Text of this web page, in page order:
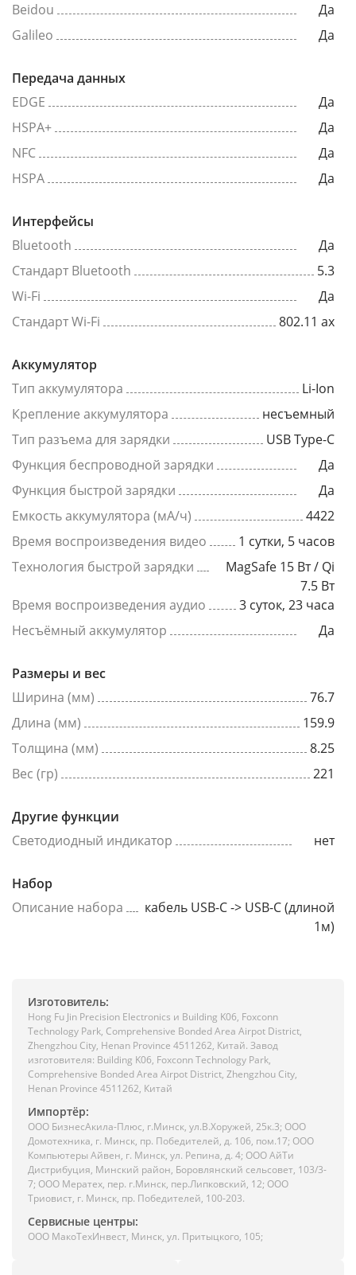
Beidou
Да
Galileo
Да
Передача данных
EDGE
Да
HSPA+
Да
NFC
Да
HSPA
Да
Интерфейсы
Bluetooth
Да
Стандарт Bluetooth
5.3
Wi-Fi
Да
Стандарт Wi-Fi
802.11 ax
Аккумулятор
Тип аккумулятора
Li-Ion
Крепление аккумулятора
несъемный
Тип разъема для зарядки
USB Type-C
Функция беспроводной зарядки
Да
Функция быстрой зарядки
Да
Емкость аккумулятора (мА/ч)
4422
Время воспроизведения видео
1 сутки, 5 часов
Технология быстрой зарядки
MagSafe 15 Вт / Qi
7.5 Вт
Время воспроизведения аудио
3 суток, 23 часа
Несъёмный аккумулятор
Да
Размеры и вес
Ширина (мм)
76.7
Длина (мм)
159.9
Толщина (мм)
8.25
Вес (гр)
221
Другие функции
Светодиодный индикатор
нет
Набор
Описание набора
кабель USB-C -> USB-C (длиной
1м)
Изготовитель:
Hong Fu Jin Precision Electronics и Building K06, Foxconn
Technology Park, Comprehensive Bonded Area Airpot District,
Zhengzhou City, Henan Province 4511262, Китай. Завод
изготовителя: Building K06, Foxconn Technology Park,
Comprehensive Bonded Area Airpot District, Zhengzhou City,
Henan Province 4511262, Китай
Импортёр:
ООО БизнесАкила-Плюc, г.Минск, ул.В.Хоружей, 25к.3; ООО
Домотехника, г. Минск, пр. Победителей, д. 106, пом.17; ООО
Компьютеры Айвен, г. Минск, ул. Репина, д. 4; ООО АйТи
Дистрибуция, Минский район, Боровлянский сельсовет, 103/3-
7; ООО Мератех, пер. г.Минск, пер.Липковский, 12; ООО
Триовист, г. Минск, пр. Победителей, 100-203.
Сервисные центры:
ООО МакоТехИнвест, Минск, ул. Притыцкого, 105;